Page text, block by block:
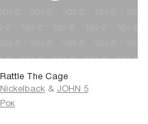
Rattle The Cage
Nickelback & JOHN 5
Рок